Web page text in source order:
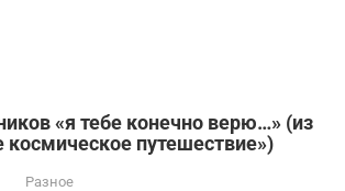
«я тебе конечно верю…» (из
путешествие»)
Разное